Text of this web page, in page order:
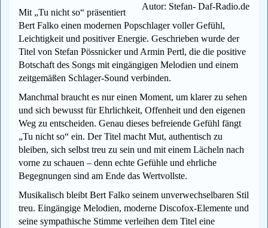
Autor: Stefan- Daf-Radio.de
Mit „Tu nicht so“ präsentiert
Bert Falko einen modernen Popschlager voller Gefühl,
Leichtigkeit und positiver Energie. Geschrieben wurde der
Titel von Stefan Pössnicker und Armin Pertl, die die positive
Botschaft des Songs mit eingängigen Melodien und einem
zeitgemäßen Schlager-Sound verbinden.
Manchmal braucht es nur einen Moment, um klarer zu sehen
und sich bewusst für Ehrlichkeit, Offenheit und den eigenen
Weg zu entscheiden. Genau dieses befreiende Gefühl fängt
„Tu nicht so“ ein. Der Titel macht Mut, authentisch zu
bleiben, sich selbst treu zu sein und mit einem Lächeln nach
vorne zu schauen – denn echte Gefühle und ehrliche
Begegnungen sind am Ende das Wertvollste.
Musikalisch bleibt Bert Falko seinem unverwechselbaren Stil
treu. Eingängige Melodien, moderne Discofox-Elemente und
seine sympathische Stimme verleihen dem Titel eine